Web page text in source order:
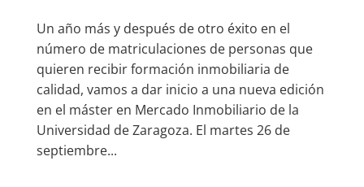
Un año más y después de otro éxito en el
número de matriculaciones de personas que
quieren recibir formación inmobiliaria de
calidad, vamos a dar inicio a una nueva edición
en el máster en Mercado Inmobiliario de la
Universidad de Zaragoza. El martes 26 de
septiembre...